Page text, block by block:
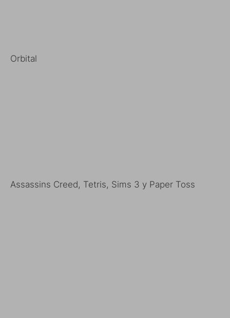
Orbital
Assassins Creed, Tetris, Sims 3 y Paper Toss